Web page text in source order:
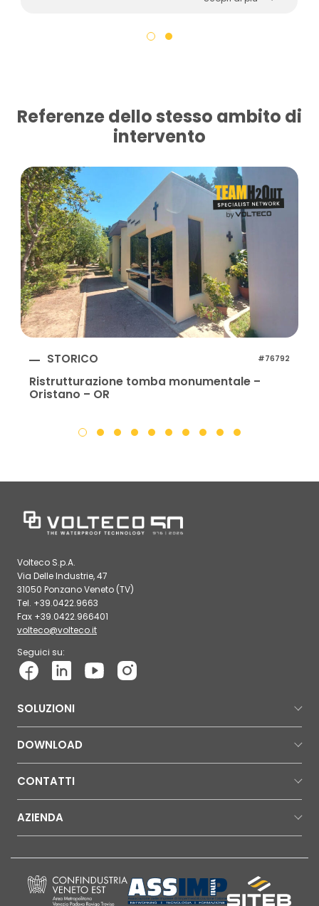
Referenze dello stesso ambito di
intervento
STORICO #76792
Ristrutturazione tomba monumentale –
Oristano – OR
Volteco S.p.A.
Via Delle Industrie, 47
31050 Ponzano Veneto (TV)
Tel. +39.0422.9663
Fax +39.0422.966401
volteco@volteco.it
Seguici su:
SOLUZIONI
DOWNLOAD
CONTATTI
AZIENDA